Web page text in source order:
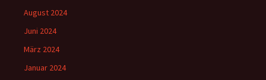
August 2024
Juni 2024
März 2024
Januar 2024